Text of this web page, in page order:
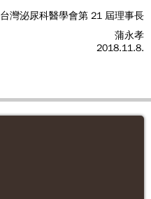
台灣泌尿科醫學會第 21 屆理事長
蒲永孝
2018.11.8.